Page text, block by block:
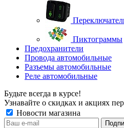
Пиктограммы
Предохранители
Провода автомобильные
Разъемы автомобильные
Реле автомобильные
Будьте всегда в курсе!
Узнавайте о скидках и акциях
Новости магазина